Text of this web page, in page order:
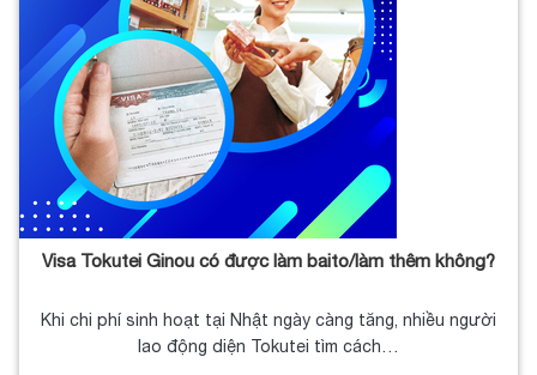
Visa Tokutei Ginou có được làm baito/làm thêm không?
Khi chi phí sinh hoạt tại Nhật ngày càng tăng, nhiều người
lao động diện Tokutei tìm cách…